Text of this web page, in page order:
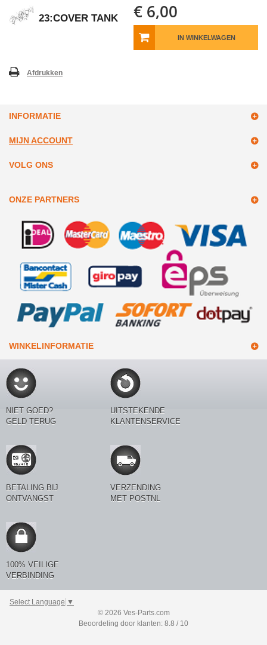
23:COVER TANK € 6,00
IN WINKELWAGEN
Afdrukken
INFORMATIE
MIJN ACCOUNT
VOLG ONS
ONZE PARTNERS
WINKELINFORMATIE
NIET GOED?
GELD TERUG
UITSTEKENDE
KLANTENSERVICE
BETALING BIJ
ONTVANGST
VERZENDING
MET POSTNL
100% VEILIGE
VERBINDING
Select Language ▼
© 2026 Ves-Parts.com
Beoordeling door klanten: 8.8 / 10